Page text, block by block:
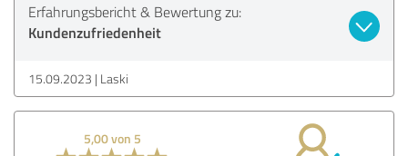
Erfahrungsbericht & Bewertung zu:
Kundenzufriedenheit
15.09.2023 Laski
5,00 von 5